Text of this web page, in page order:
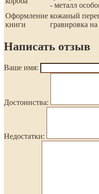
- металл
Оформление
книги
кожаный
гравировка
Написать отзыв
Ваше имя:
Достоинства:
Недостатки: